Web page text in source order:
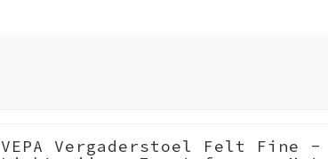
VEPA Vergaderstoel Felt